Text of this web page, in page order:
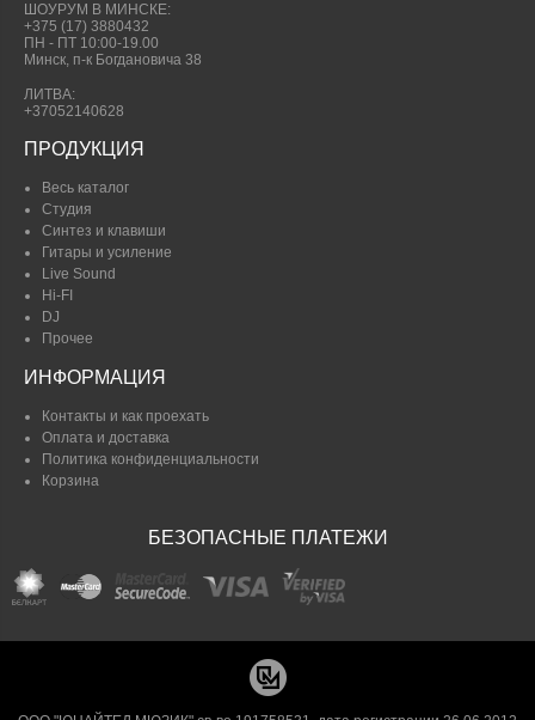
ШОУРУМ В МИНСКЕ:
+375 (17) 3880432
ПН - ПТ 10:00-19.00
Минск, п-к Богдановича 38
ЛИТВА:
+37052140628
ПРОДУКЦИЯ
Весь каталог
Студия
Синтез и клавиши
Гитары и усиление
Live Sound
Hi-FI
DJ
Прочее
ИНФОРМАЦИЯ
Контакты и как проехать
Оплата и доставка
Политика конфиденциальности
Корзина
БЕЗОПАСНЫЕ ПЛАТЕЖИ